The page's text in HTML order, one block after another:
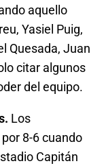
aquello
Yasiel Puig,
Quesada, Juan
citar algunos
del equipo.
Los
8-6 cuando
Capitán